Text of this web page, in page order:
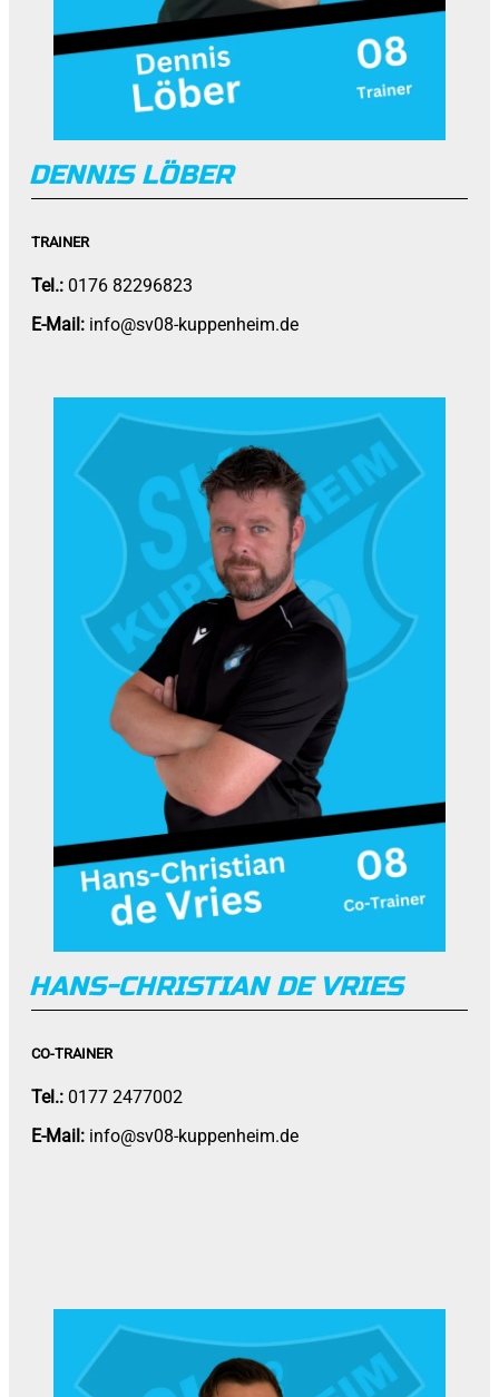
DENNIS LÖBER
TRAINER
Tel.: 0176 82296823
E-Mail: info@sv08-kuppenheim.de
HANS-CHRISTIAN DE VRIES
CO-TRAINER
Tel.: 0177 2477002
E-Mail: info@sv08-kuppenheim.de